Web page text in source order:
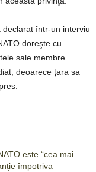
declarat într-un interviu
doreşte cu
sale membre
deoarece ţara sa
este “cea mai
împotriva